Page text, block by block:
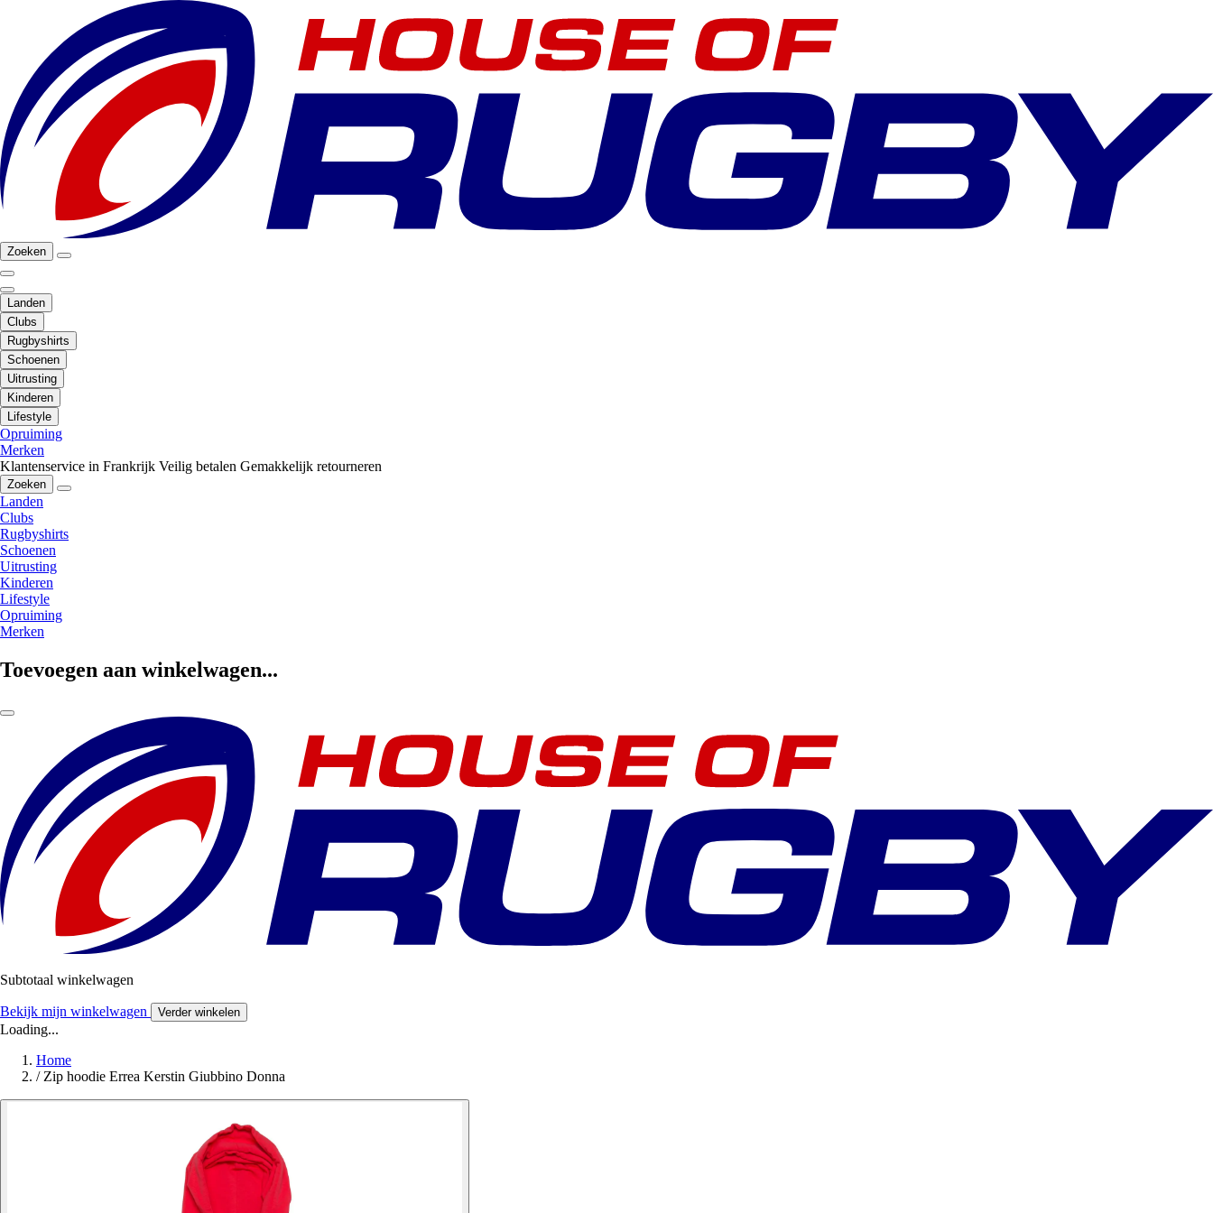
Zoeken
Landen
Clubs
Rugbyshirts
Schoenen
Uitrusting
Kinderen
Lifestyle
Opruiming
Merken
Klantenservice in Frankrijk Veilig betalen Gemakkelijk retourneren
Zoeken
Landen
Clubs
Rugbyshirts
Schoenen
Uitrusting
Kinderen
Lifestyle
Opruiming
Merken
Toevoegen aan winkelwagen...
Subtotaal winkelwagen
Bekijk mijn winkelwagen Verder winkelen
Loading...
Home
/ Zip hoodie Errea Kerstin Giubbino Donna